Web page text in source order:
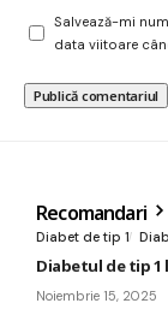
Salvează-mi
data viitoare
Recomandari
Diabet de tip 1
Diabetul de tip 1
Noiembrie 15, 2025